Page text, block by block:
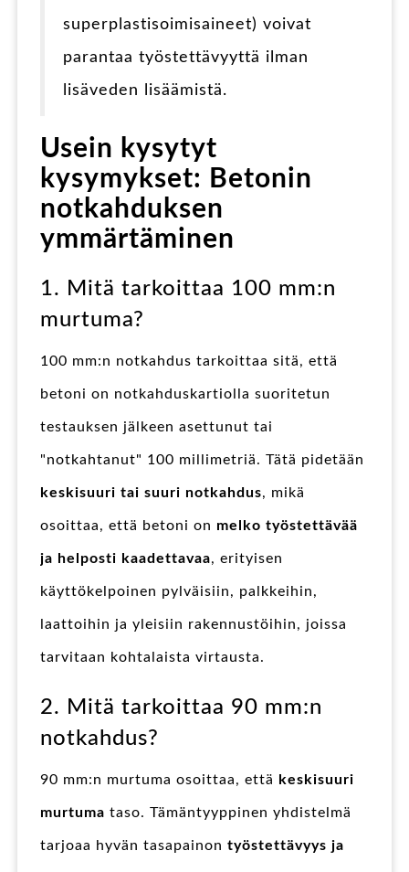
superplastisoimisaineet) voivat
parantaa työstettävyyttä ilman
lisäveden lisäämistä.
Usein kysytyt
kysymykset: Betonin
notkahduksen
ymmärtäminen
1. Mitä tarkoittaa 100 mm:n
murtuma?
100 mm:n notkahdus tarkoittaa sitä, että
betoni on notkahduskartiolla suoritetun
testauksen jälkeen asettunut tai
"notkahtanut" 100 millimetriä. Tätä pidetään
keskisuuri tai suuri notkahdus, mikä
osoittaa, että betoni on melko työstettävää
ja helposti kaadettavaa, erityisen
käyttökelpoinen pylväisiin, palkkeihin,
laattoihin ja yleisiin rakennustöihin, joissa
tarvitaan kohtalaista virtausta.
2. Mitä tarkoittaa 90 mm:n
notkahdus?
90 mm:n murtuma osoittaa, että keskisuuri
murtuma taso. Tämäntyyppinen yhdistelmä
tarjoaa hyvän tasapainon työstettävyys ja